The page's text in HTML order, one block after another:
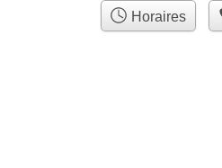
Horaires